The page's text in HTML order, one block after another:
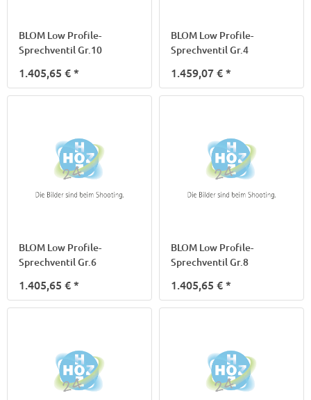
BLOM Low Profile-
Sprechventil Gr.10
1.405,65 €*
BLOM Low Profile-
Sprechventil Gr.4
1.459,07 €*
BLOM Low Profile-
Sprechventil Gr.6
1.405,65 €*
BLOM Low Profile-
Sprechventil Gr.8
1.405,65 €*